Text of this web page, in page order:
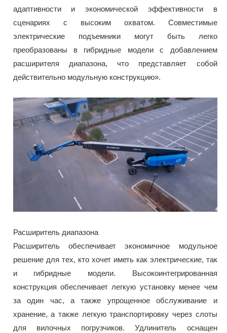
адаптивности и экономической эффективности в
сценариях с высоким охватом. Совместимые
электрические подъемники могут быть легко
преобразованы в гибридные модели с добавлением
расширителя диапазона, что представляет собой
действительно модульную конструкцию».
Расширитель диапазона
Расширитель обеспечивает экономичное модульное
решение для тех, кто хочет иметь как электрические, так
и гибридные модели. Высокоинтегрированная
конструкция обеспечивает легкую установку менее чем
за один час, а также упрощенное обслуживание и
хранение, а также легкую транспортировку через слоты
для вилочных погрузчиков. Удлинитель оснащен